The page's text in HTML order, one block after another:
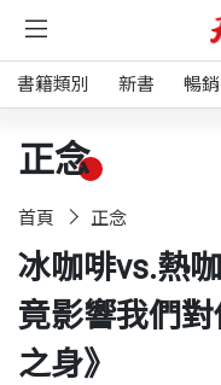
書籍類別 新書 暢
正念
首頁 正念
冰咖啡vs.熱
竟影響我們
之身》